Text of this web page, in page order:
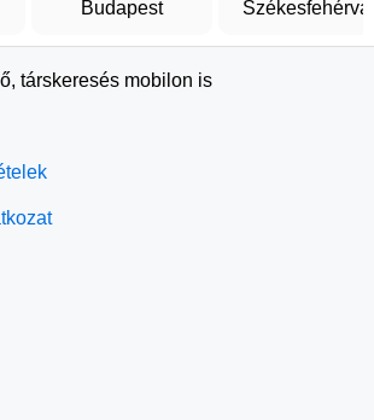
Budapest
társkeresés mobilon is